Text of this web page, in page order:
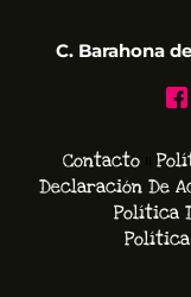
C. Barahona
Contacto
Declaración De
Política
Política